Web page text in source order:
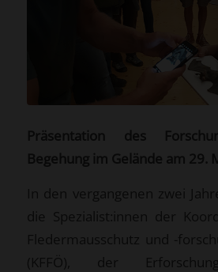
Präsentation des
Begehung im Gelände am 29.
In den vergangenen zwei
die Spezialist:innen der
Fledermausschutz und -
(KFFÖ), der